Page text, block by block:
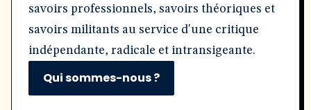
savoirs professionnels, savoirs théoriques et
savoirs militants au service d'une critique
indépendante, radicale et intransigeante.
Qui sommes-nous ?